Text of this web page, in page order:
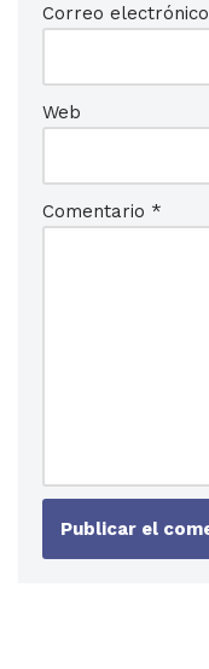
Correo electrónico
Web
Comentario *